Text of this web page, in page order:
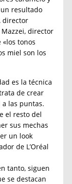
resultado
director
director
tonos
miel son los
es la técnica
de crear
las puntas.
el resto del
sus mechas
un look
de L’Oréal
tanto, siguen
se destacan